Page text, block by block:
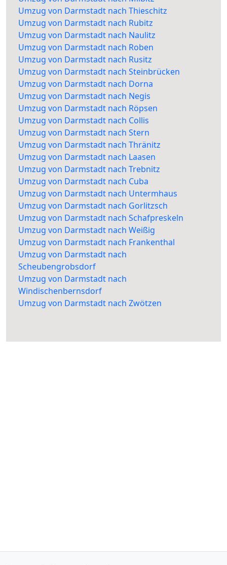
Umzug von Darmstadt nach Thieschitz
Umzug von Darmstadt nach Rubitz
Umzug von Darmstadt nach Naulitz
Umzug von Darmstadt nach Roben
Umzug von Darmstadt nach Rusitz
Umzug von Darmstadt nach Steinbrücken
Umzug von Darmstadt nach Dorna
Umzug von Darmstadt nach Negis
Umzug von Darmstadt nach Röpsen
Umzug von Darmstadt nach Collis
Umzug von Darmstadt nach Stern
Umzug von Darmstadt nach Thränitz
Umzug von Darmstadt nach Laasen
Umzug von Darmstadt nach Trebnitz
Umzug von Darmstadt nach Cuba
Umzug von Darmstadt nach Untermhaus
Umzug von Darmstadt nach Gorlitzsch
Umzug von Darmstadt nach Schafpreskeln
Umzug von Darmstadt nach Weißig
Umzug von Darmstadt nach Frankenthal
Umzug von Darmstadt nach
Scheubengrobsdorf
Umzug von Darmstadt nach
Windischenbernsdorf
Umzug von Darmstadt nach Zwötzen